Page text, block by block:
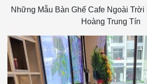
Những Mẫu Bàn Ghế Cafe Ngoài Trời
Hoàng Trung Tín